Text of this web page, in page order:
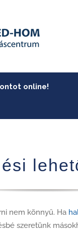
online!
nem könnyű. Ha
szeretünk